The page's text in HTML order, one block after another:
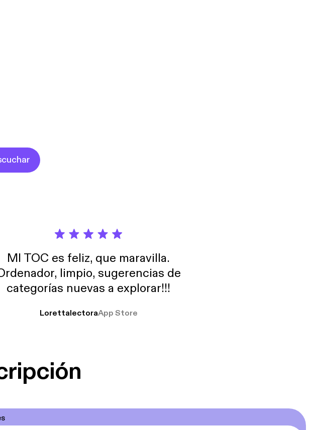
MI TOC es feliz, que maravilla.
limpio, sugerencias de
categorías nuevas a explorar!!!
LorettalectoraApp Store